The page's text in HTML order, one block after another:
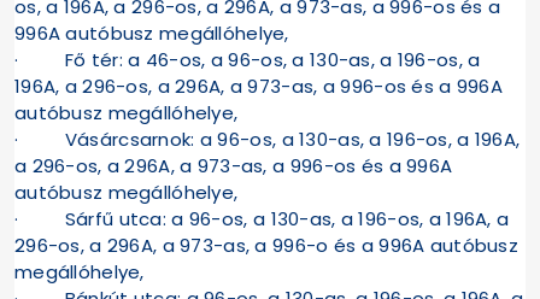
os, a 196A, a 296-os, a 296A, a 973-as, a 996-os és a
996A autóbusz megállóhelye,
· Fő tér: a 46-os, a 96-os, a 130-as, a 196-os, a
196A, a 296-os, a 296A, a 973-as, a 996-os és a 996A
autóbusz megállóhelye,
· Vásárcsarnok: a 96-os, a 130-as, a 196-os, a 196A,
a 296-os, a 296A, a 973-as, a 996-os és a 996A
autóbusz megállóhelye,
· Sárfű utca: a 96-os, a 130-as, a 196-os, a 196A, a
296-os, a 296A, a 973-as, a 996-o és a 996A autóbusz
megállóhelye,